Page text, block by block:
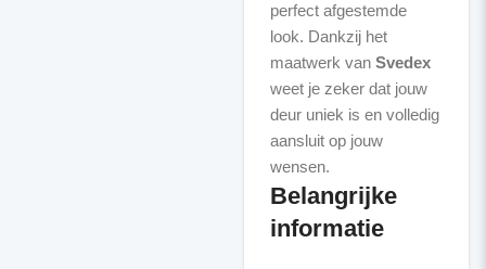
perfect afgestemde
look. Dankzij het
maatwerk van Svedex
weet je zeker dat jouw
deur uniek is en volledig
aansluit op jouw
Belangrijke
informatie